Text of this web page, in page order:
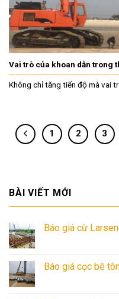
Vai trò của khoan dẫn trong
Không chỉ tăng tiến độ mà vai
1 2 3
BÀI VIẾT MỚI
Báo giá cừ
Báo giá cọc bê